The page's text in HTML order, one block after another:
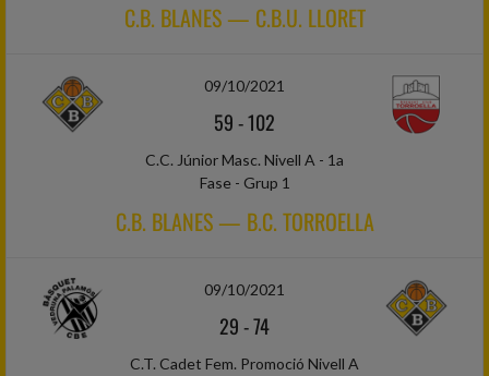
C.B. BLANES — C.B.U. LLORET
09/10/2021
59-102
C.C. Júnior Masc. Nivell A - 1a
Fase - Grup 1
C.B. BLANES — B.C. TORROELLA
09/10/2021
29-74
C.T. Cadet Fem. Promoció Nivell A